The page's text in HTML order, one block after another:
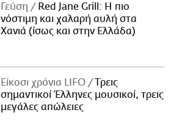
Γεύση
Red Jane Grill: Η πιο
νόστιμη και χαλαρή αυλή στα
Χανιά (ίσως και στην Ελλάδα)
Είκοσι χρόνια LIFO
Tρεις
σημαντικοί Έλληνες μουσικοί, τρεις
μεγάλες απώλειες